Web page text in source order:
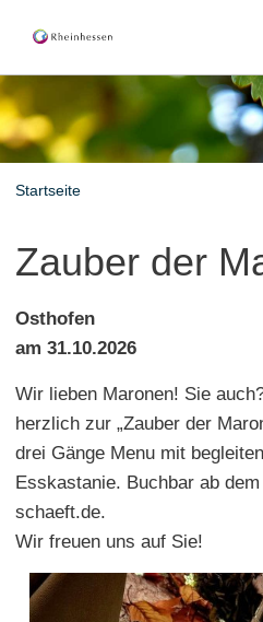
Wein &
ShopRheinhessen-
Startseite
Zauber der
Osthofen
am 31.10.2026
Wir lieben Maronen! Sie
herzlich zur „Zauber der
drei Gänge Menu mit
Esskastanie. Buchbar ab
schaeft.de.
Wir freuen uns auf Sie!